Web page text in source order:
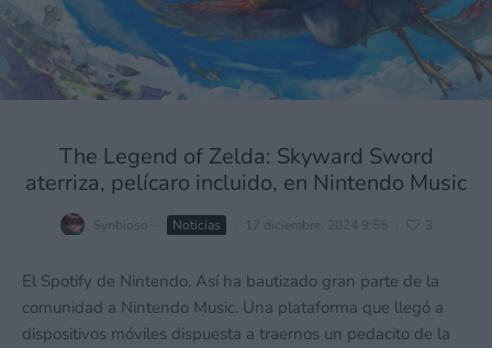
Nombre*
Correo electrónico*
The Legend of Zelda: Skyward Sword
aterriza, pelícaro incluido, en Nintendo Music
Synbioso Noticias 17 diciembre, 2024 9:55 3
El Spotify de Nintendo. Así ha bautizado gran parte de la
comunidad a Nintendo Music. Una plataforma que llegó a
dispositivos móviles dispuesta a traernos un pedacito de la